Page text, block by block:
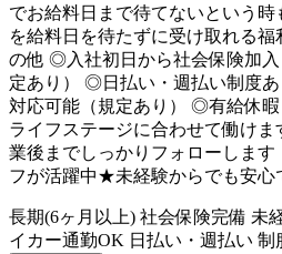
でお給料日まで待てないという
を給料日を待たずに受け取れる
の他 ◎入社初日から社会保険加
定あり） ◎日払い・週払い制度
対応可能（規定あり） ◎有給休
ライフステージに合わせて働け
業後までしっかりフォローしま
フが活躍中★未経験からでも安心
長期(6ヶ月以上) 社会保険完備 未
イカー通勤OK 日払い・週払い 制